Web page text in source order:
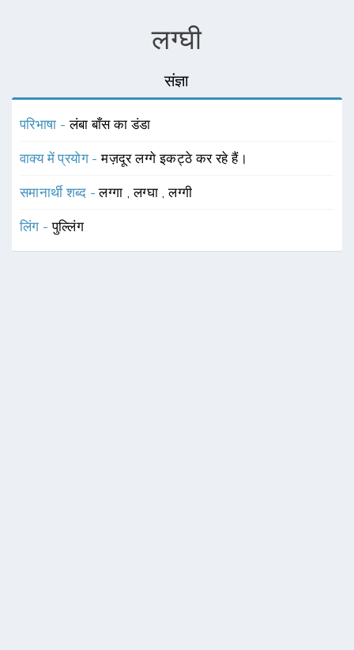
लग्घी
संज्ञा
परिभाषा -लंबा बाँस का डंडा
वाक्य में प्रयोग -मज़दूर लग्गे इकट्ठे कर रहे हैं।
समानार्थी शब्द -लग्गा ,लग्घा ,लग्गी
लिंग -पुल्लिंग